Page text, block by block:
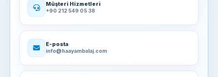
Müşteri Hizmetleri
+90 212 549 05 38
E-posta
info@haayambalaj.com